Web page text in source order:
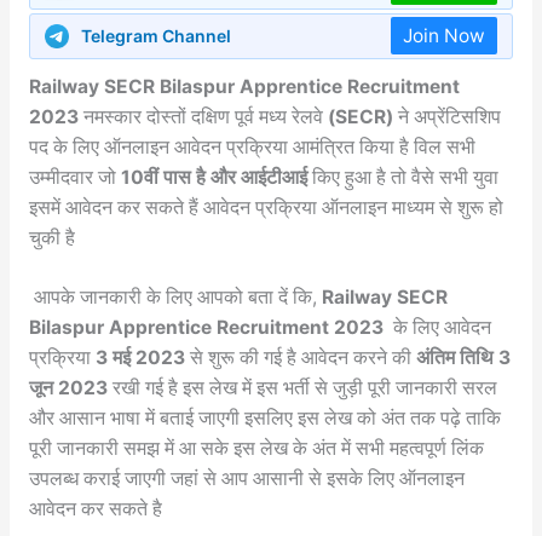
Telegram Channel Join Now
Railway SECR Bilaspur Apprentice Recruitment
2023 नमस्कार दोस्तों दक्षिण पूर्व मध्य रेलवे (SECR) ने अप्रेंटिसशिप
पद के लिए ऑनलाइन आवेदन प्रक्रिया आमंत्रित किया है विल सभी
उम्मीदवार जो 10वीं पास है और आईटीआईकिए हुआ है तो वैसे सभी युवा
इसमें आवेदन कर सकते हैं आवेदन प्रक्रिया ऑनलाइन माध्यम से शुरू हो
चुकी है
आपके जानकारी के लिए आपको बता दें कि, Railway SECR
Bilaspur Apprentice Recruitment 2023 के लिए आवेदन
प्रक्रिया 3 मई 2023से शुरू की गई है आवेदन करने की अंतिम तिथि 3
जून 2023रखी गई है इस लेख में इस भर्ती से जुड़ी पूरी जानकारी सरल
और आसान भाषा में बताई जाएगी इसलिए इस लेख को अंत तक पढ़े ताकि
पूरी जानकारी समझ में आ सके इस लेख के अंत में सभी महत्वपूर्ण लिंक
उपलब्ध कराई जाएगी जहां से आप आसानी से इसके लिए ऑनलाइन
आवेदन कर सकते है